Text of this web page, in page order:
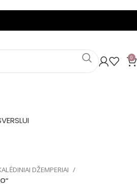
0
VERSLUI
DŽEMPERIAI